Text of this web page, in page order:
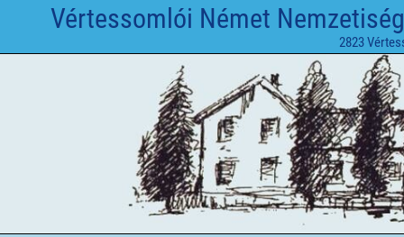
Vértessomlói Német
2823